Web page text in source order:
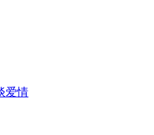
爱情